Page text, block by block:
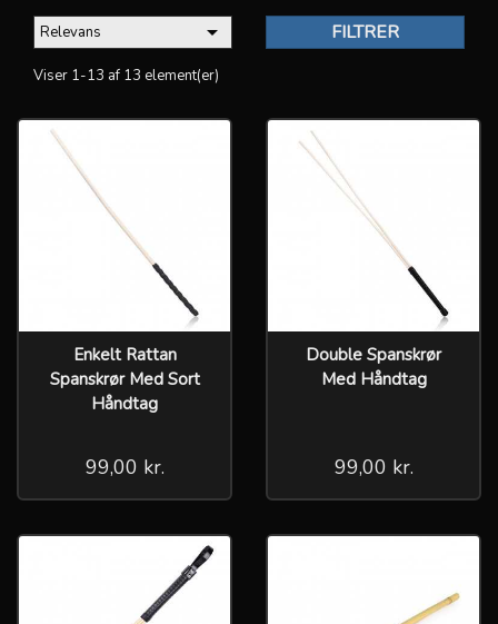
Relevans  FILTRER
Viser 1-13 af 13 element(er)
Enkelt Rattan
Spanskrør Med Sort
Håndtag
99,00 kr.
Double Spanskrør
Med Håndtag
99,00 kr.